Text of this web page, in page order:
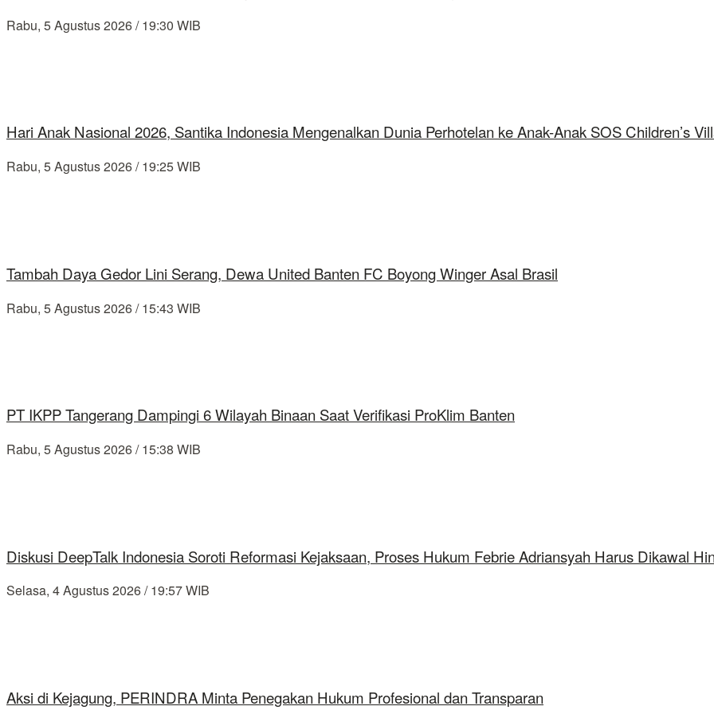
Rabu, 5 Agustus 2026 / 19:30 WIB
Hari Anak Nasional 2026, Santika Indonesia Mengenalkan Dunia Perhotelan ke Anak-Anak SOS Children’s
Rabu, 5 Agustus 2026 / 19:25 WIB
Tambah Daya Gedor Lini Serang, Dewa United Banten FC Boyong Winger Asal Brasil
Rabu, 5 Agustus 2026 / 15:43 WIB
PT IKPP Tangerang Dampingi 6 Wilayah Binaan Saat Verifikasi ProKlim Banten
Rabu, 5 Agustus 2026 / 15:38 WIB
Diskusi DeepTalk Indonesia Soroti Reformasi Kejaksaan, Proses Hukum Febrie Adriansyah Harus Dikawal
Selasa, 4 Agustus 2026 / 19:57 WIB
Aksi di Kejagung, PERINDRA Minta Penegakan Hukum Profesional dan Transparan